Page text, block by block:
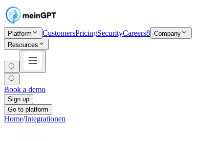
Platform CustomersPricingSecurityCareers8 Company
Resources
Book a demo
Sign up
Go to platform
Home/Integrationen